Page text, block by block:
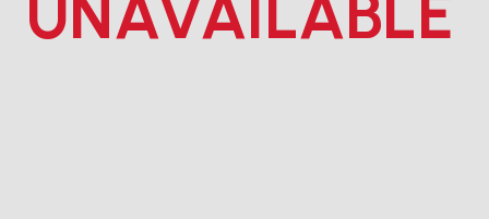
Unesi svoju e-poštu da se prijavite na newsletter.